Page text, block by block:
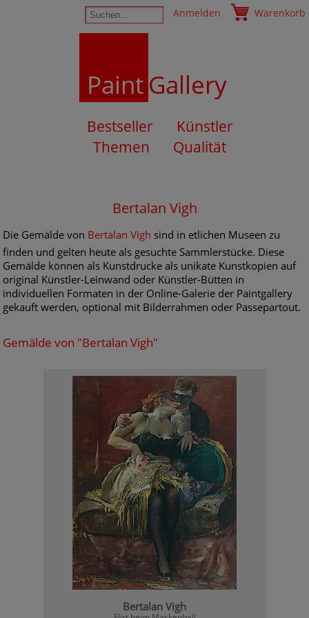
Anmelden Warenkorb
PaintGallery
Bestseller
Künstler
Themen
Qualität
Bertalan Vigh
Die Gemälde von Bertalan Vigh sind in etlichen Museen zu
finden und gelten heute als gesuchte Sammlerstücke. Diese
Gemälde können als Kunstdrucke als unikate Kunstkopien auf
original Künstler-Leinwand oder Künstler-Bütten in
individuellen Formaten in der Online-Galerie der Paintgallery
gekauft werden, optional mit Bilderrahmen oder Passepartout.
Gemälde von "Bertalan Vigh"
Bertalan Vigh